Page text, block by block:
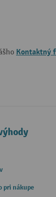
Kontaktný
pri nákupe